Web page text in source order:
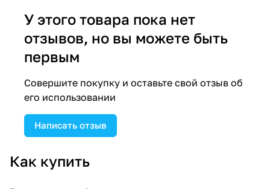
У этого товара пока нет
отзывов, но вы можете быть
первым
Совершите покупку и оставьте свой отзыв об
его использовании
Написать отзыв
Как купить